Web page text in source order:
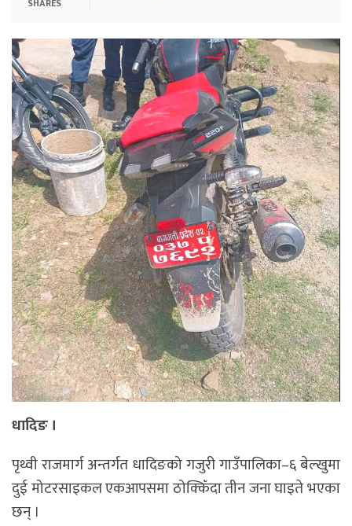
धादिङ ।
पृथ्वी राजमार्ग अन्तर्गत धादिङको गजुरी गाउँपालिका–६ बेल्खुमा
दुई मोटरसाइकल एकआपसमा ठोक्किँदा तीन जना घाइते भएका
छन् ।